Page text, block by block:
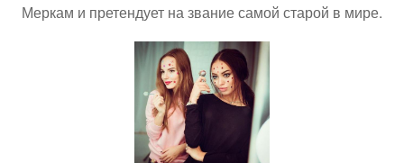
Меркам и претендует на звание самой старой в мире.